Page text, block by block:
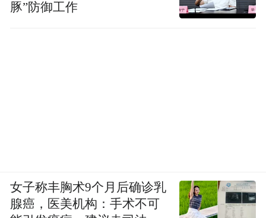
豚”防御工作
女子称丰胸术9个月后确诊乳
腺癌，医美机构：手术不可